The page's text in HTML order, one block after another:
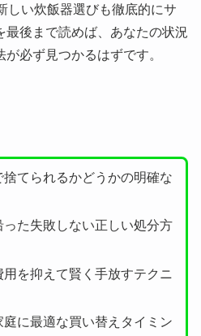
しい炊飯器選びも徹底的にサ
最後まで読めば、あなたの状況
必ず見つかるはずです。
てられるかどうかの明確な
った失敗しない正しい処分方
を抑えて賢く手放すテクニ
に最適な買い替えタイミン